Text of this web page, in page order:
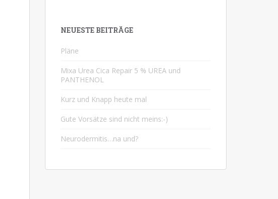
NEUESTE BEITRÄGE
Pläne
Mixa Urea Cica Repair 5 % UREA und
PANTHENOL
Kurz und Knapp heute mal
Gute Vorsätze sind nicht meins:-)
Neurodermitis…na und?